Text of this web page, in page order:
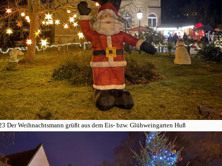
Der Weihnachtsmann grüßt aus dem Eis- bzw. Glühweingarten Huß